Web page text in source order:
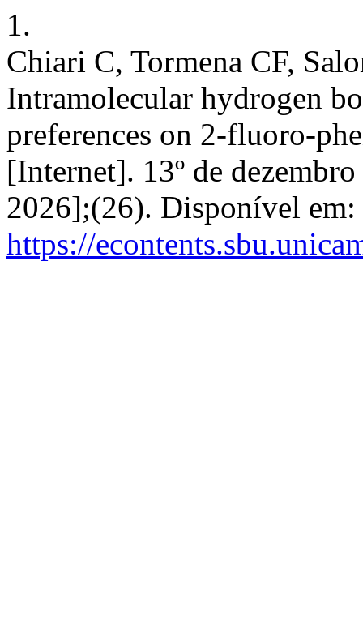
1.
Chiari C, Tormena CF,
Intramolecular hydrogen
preferences on 2-fluoro-
[Internet]. 13º de
2026];(26). Disponível em:
https://